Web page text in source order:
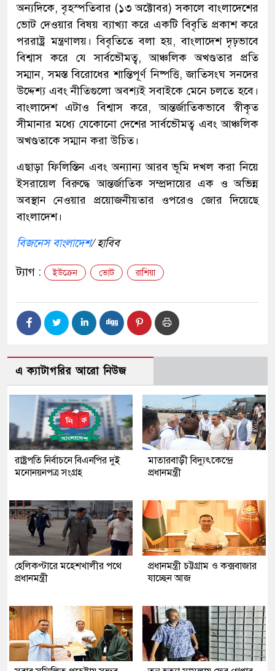
অন্যদিকে, বৃহস্পতিবার (১৩ অক্টোবর) সকালে বাংলাদেশের
ভোট দেওয়ার বিষয় ব্যাখ্যা করে একটি বিবৃতি প্রকাশ করে
পররাষ্ট্র মন্ত্রণালয়। বিবৃতিতে বলা হয়, বাংলাদেশ দৃঢ়ভাবে
বিশ্বাস করে যে সার্বভৌমত্ব, আঞ্চলিক অখণ্ডতার প্রতি
সম্মান, সমস্ত বিরোধের শান্তিপূর্ণ নিষ্পত্তি, জাতিসংঘ সনদের
উদ্দেশ্য এবং নীতিগুলো অবশ্যই সবাইকে মেনে চলতে হবে।
বাংলাদেশ এটাও বিশ্বাস করে, আন্তর্জাতিকভাবে স্বীকৃত
সীমানার মধ্যে যেকোনো দেশের সার্বভৌমত্ব এবং আঞ্চলিক
অখণ্ডতাকে সম্মান করা উচিত।
এছাড়া ফিলিস্তিন এবং অন্যান্য আরব ভূমি দখল করা নিয়ে
ইসরায়েল বিরুদ্ধে আন্তর্জাতিক সম্প্রদায়ের এক ও অভিন্ন
অবস্থান নেওয়ার প্রয়োজনীয়তার ওপরেও জোর দিয়েছে
বাংলাদেশ।
বিজনেস বাংলাদেশ/ হাবিব
ট্যাগ : ইউক্রেন ভোট রাশিয়া
এ ক্যাটাগরির আরো নিউজ
রাষ্ট্রপতি নির্বাচনে বিএনপির দুই
মনোনয়নপত্র সংগ্রহ
মাতারবাড়ী বিদ্যুৎকেন্দ্রে
প্রধানমন্ত্রী
হেলিকপ্টারে মহেশখালীর পথে
প্রধানমন্ত্রী
প্রধানমন্ত্রী চট্টগ্রাম ও কক্সবাজার
যাচ্ছেন আজ